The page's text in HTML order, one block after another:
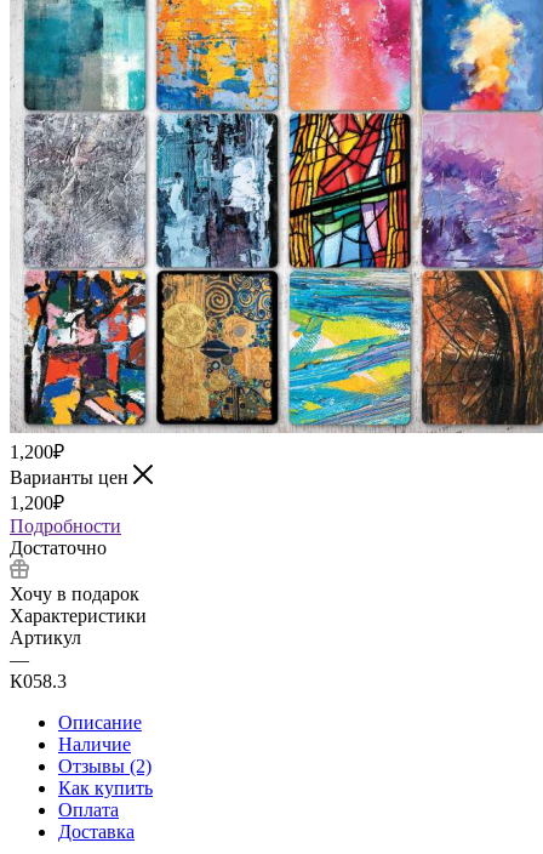
1,200₽
Варианты цен
1,200₽
Подробности
Достаточно
Хочу в подарок
Характеристики
Артикул
—
К058.3
Описание
Наличие
Отзывы (2)
Как купить
Оплата
Доставка